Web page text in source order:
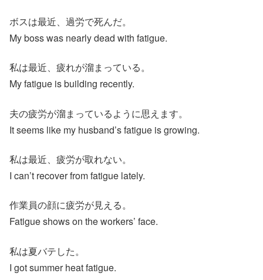
ボスは最近、過労で死んだ。
My boss was nearly dead with fatigue.
私は最近、疲れが溜まっている。
My fatigue is building recently.
夫の疲労が溜まっているように思えます。
It seems like my husband’s fatigue is growing.
私は最近、疲労が取れない。
I can’t recover from fatigue lately.
作業員の顔に疲労が見える。
Fatigue shows on the workers’ face.
私は夏バテした。
I got summer heat fatigue.